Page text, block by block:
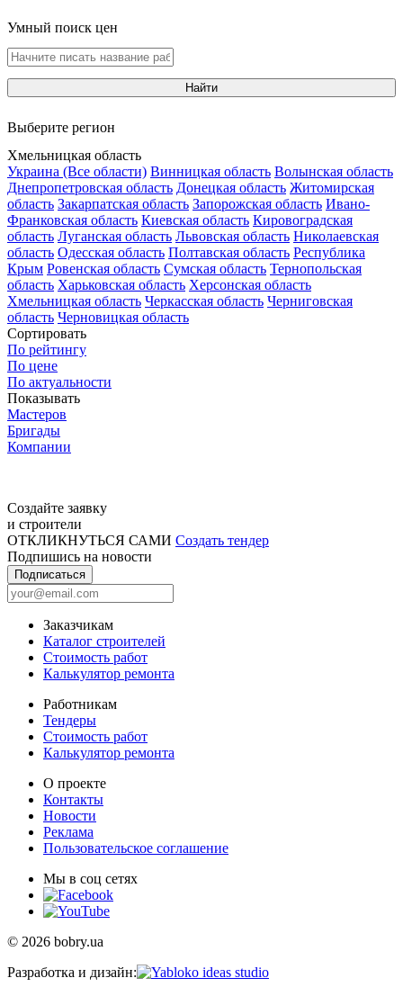
Умный поиск цен
Найти
Выберите регион
Хмельницкая область
Украина (Все области) Винницкая область Волынская область
Днепропетровская область Донецкая область Житомирская
область Закарпатская область Запорожская область Ивано-
Франковская область Киевская область Кировоградская
область Луганская область Львовская область Николаевская
область Одесская область Полтавская область Республика
Крым Ровенская область Сумская область Тернопольская
область Харьковская область Херсонская область
Хмельницкая область Черкасская область Черниговская
область Черновицкая область
Сортировать
По рейтингу
По цене
По актуальности
Показывать
Мастеров
Бригады
Компании
Создайте заявку
и строители
ОТКЛИКНУТЬСЯ САМИ Создать тендер
Подпишись на новости
Подписаться
Заказчикам
Каталог строителей
Стоимость работ
Калькулятор ремонта
Работникам
Тендеры
Стоимость работ
Калькулятор ремонта
О проекте
Контакты
Новости
Реклама
Пользовательское соглашение
Мы в соц сетях
© 2026 bobry.ua
Разработка и дизайн: